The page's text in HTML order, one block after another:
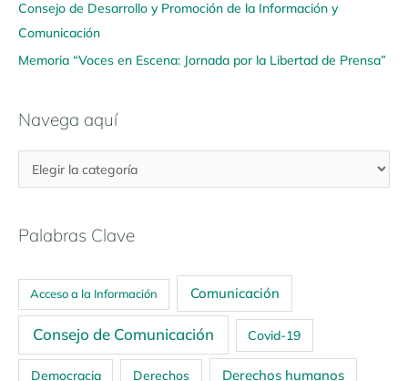
Consejo de Desarrollo y Promoción de la Información y
Comunicación
Memoria “Voces en Escena: Jornada por la Libertad de Prensa”
Navega aquí
Palabras Clave
Acceso a la Información Comunicación
Consejo de Comunicación Covid-19
Democracia Derechos Derechos humanos